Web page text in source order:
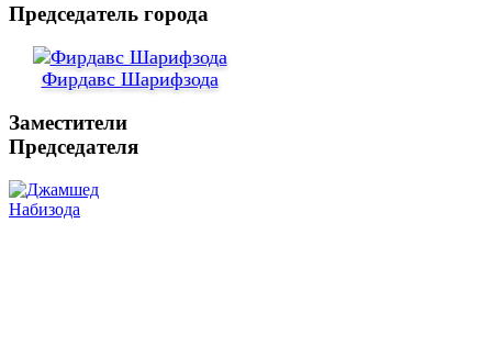
Председатель города
Фирдавс Шарифзода
Заместители
Председателя